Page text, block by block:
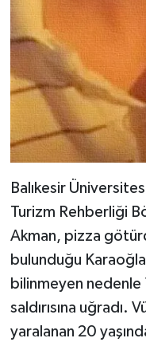
Balıkesir
Turizm Rehberliği
Akman, pizza
bulunduğu
bilinmeyen nedenle
saldırısına uğradı.
yaralanan 20